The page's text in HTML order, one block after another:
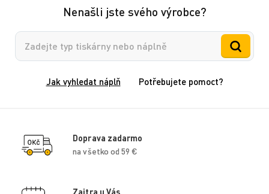
Nenašli jste svého výrobce?
Vyhledávání
Jak vyhledat náplň Potřebujete pomoct?
Doprava zadarmo
na všetko od 59 €
Zajtra u Vás